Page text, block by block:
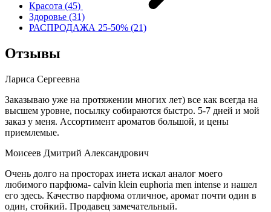
Красота (45)
Здоровье (31)
РАСПРОДАЖА 25-50% (21)
Отзывы
Лариса Сергеевна
Заказываю уже на протяжении многих лет) все как всегда на
высшем уровне, посылку собираются быстро. 5-7 дней и мой
заказ у меня. Ассортимент ароматов большой, и цены
приемлемые.
Моисеев Дмитрий Александрович
Очень долго на просторах инета искал аналог моего
любимого парфюма- calvin klein euphoria men intense и нашел
его здесь. Качество парфюма отличное, аромат почти один в
один, стойкий. Продавец замечательный.